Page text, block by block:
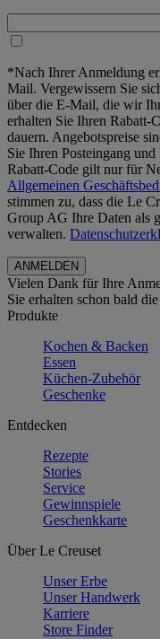
*Nach Ihrer Anmeldung
Mail. Vergewissern Sie
über die E-Mail, die wir
erhalten Sie Ihren Rabatt-
dauern. Angebotspreise
Sie Ihren Posteingang
Rabatt-Code gilt nur für
Allgemeinen
stimmen zu, dass die Le
Group AG Ihre Daten als
verwalten.
Vielen Dank für Ihre
Sie erhalten schon bald
Produkte
Kochen & Backen
Essen
Küchen-Zubehör
Geschenke
Entdecken
Rezepte
Stories
Service
Gewinnspiele
Geschenkkarte
Über Le Creuset
Unser Erbe
Unser Handwerk
Karriere
Store Finder